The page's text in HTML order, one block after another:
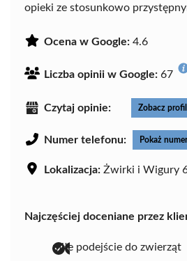
opieki ze stosunkowo
Ocena w Google: 4.6
Liczba opinii w Google: 67
Czytaj opinie: Zobacz profil
Numer telefonu: Pokaż numer
Lokalizacja: Żwirki i Wigury
Najczęściej doceniane przez
miłe podejście do zwierząt